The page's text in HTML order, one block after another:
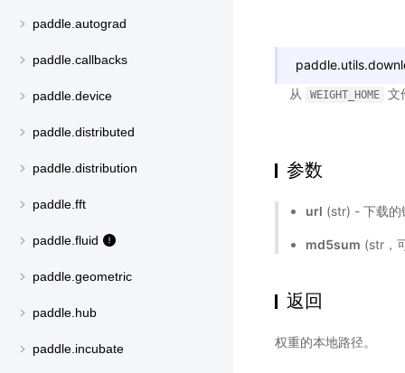
paddle.autograd
paddle.callbacks
paddle.device
paddle.distributed
paddle.distribution
paddle.fft
paddle.fluid
paddle.geometric
paddle.hub
paddle.incubate
从
WEIGHT_HOME 文
参数
url (str) - 下载的
md5sum (str，
返回
权重的本地路径。